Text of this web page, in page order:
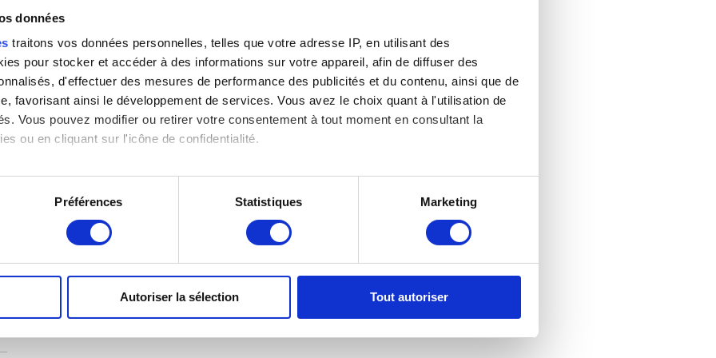
données
traitons vos données personnelles, telles que votre adresse IP, en utilisant des
pour stocker et accéder à des informations sur votre appareil, afin de diffuser des
d'effectuer des mesures de performance des publicités et du contenu, ainsi que de
favorisant ainsi le développement de services. Vous avez le choix quant à l'utilisation de
Vous pouvez modifier ou retirer votre consentement à tout moment en consultant la
ou en cliquant sur l'icône de confidentialité.
également :
sur votre localisation géographique qui peuvent être précises à plusieurs mètres près
de publicité et d'analyse, qui peuvent combiner celles-ci avec d'autres informations que
Préférences Statistiques Marketing
Autoriser la sélection Tout autoriser